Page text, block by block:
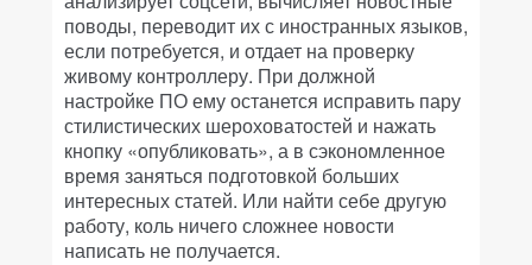
поводы, переводит их с иностранных языков,
если потребуется, и отдает на проверку
живому контроллеру. При должной
настройке ПО ему останется исправить пару
стилистических шероховатостей и нажать
кнопку «опубликовать», а в сэкономленное
время заняться подготовкой больших
интересных статей. Или найти себе другую
работу, коль ничего сложнее новости
написать не получается.